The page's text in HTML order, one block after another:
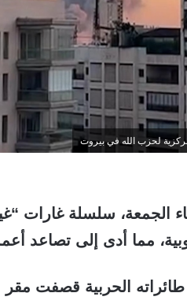
لحزب الله في بيروت
الجمعة، سلسلة غارات
مما أدى إلى تصاعد
الحربية قصفت مقر